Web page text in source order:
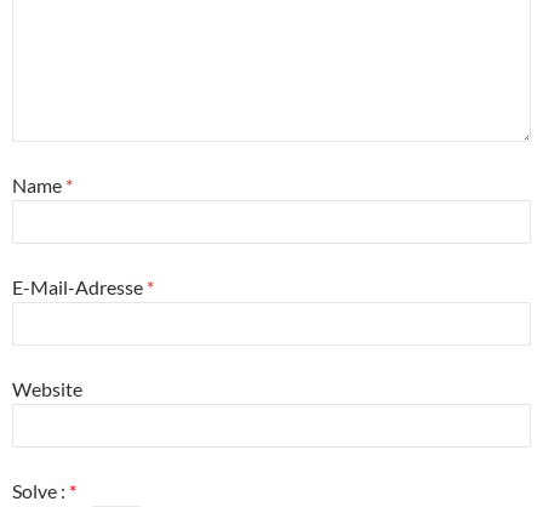
Name *
E-Mail-Adresse *
Website
Solve : *